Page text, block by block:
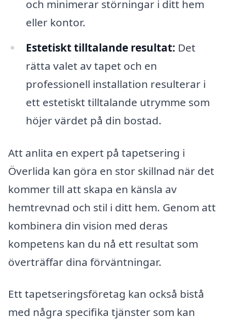
och minimerar störningar i ditt hem
eller kontor.
Estetiskt tilltalande resultat: Det
rätta valet av tapet och en
professionell installation resulterar i
ett estetiskt tilltalande utrymme som
höjer värdet på din bostad.
Att anlita en expert på tapetsering i
Överlida kan göra en stor skillnad när det
kommer till att skapa en känsla av
hemtrevnad och stil i ditt hem. Genom att
kombinera din vision med deras
kompetens kan du nå ett resultat som
överträffar dina förväntningar.
Ett tapetseringsföretag kan också bistå
med några specifika tjänster som kan